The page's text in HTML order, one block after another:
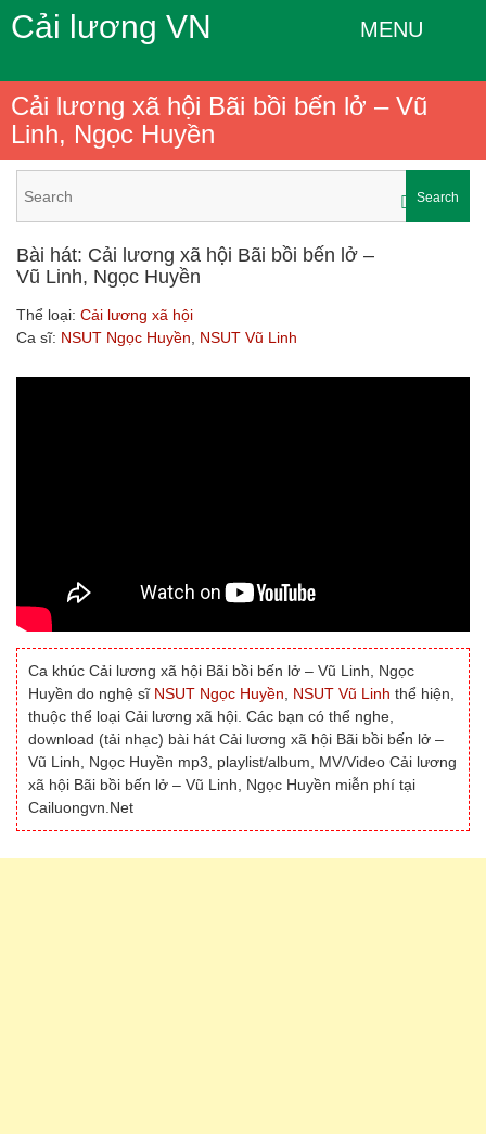
Cải lương VN MENU
Cải lương xã hội Bãi bồi bến lở – Vũ
Linh, Ngọc Huyền
Search
Bài hát: Cải lương xã hội Bãi bồi bến lở –
Vũ Linh, Ngọc Huyền
Thể loại: Cải lương xã hội
Ca sĩ: NSUT Ngọc Huyền NSUT Vũ Linh
Ca khúc Cải lương xã hội Bãi bồi bến lở – Vũ Linh, Ngọc
Huyền do nghệ sĩ NSUT Ngọc Huyền NSUT Vũ Linh thể hiện,
thuộc thể loại Cải lương xã hội. Các bạn có thể nghe,
download (tải nhạc) bài hát Cải lương xã hội Bãi bồi bến lở –
Vũ Linh, Ngọc Huyền mp3, playlist/album, MV/Video Cải lương
xã hội Bãi bồi bến lở – Vũ Linh, Ngọc Huyền miễn phí tại
Cailuongvn.Net